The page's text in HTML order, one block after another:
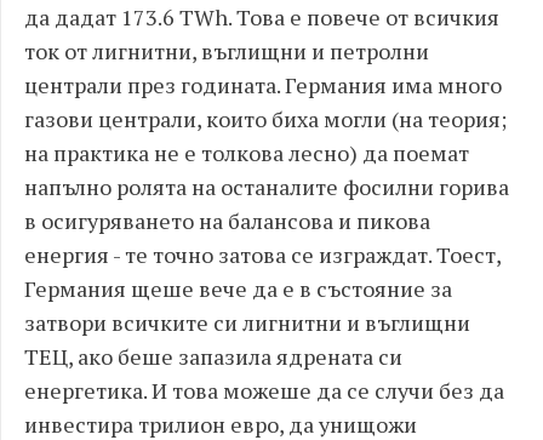
да дадат 173.6 TWh. Това е повече от всичкия
ток от лигнитни, въглищни и петролни
централи през годината. Германия има много
газови централи, които биха могли (на теория;
на практика не е толкова лесно) да поемат
напълно ролята на останалите фосилни горива
в осигуряването на балансова и пикова
енергия - те точно затова се изграждат. Тоест,
Германия щеше вече да е в състояние за
затвори всичките си лигнитни и въглищни
ТЕЦ, ако беше запазила ядрената си
енергетика. И това можеше да се случи без да
инвестира трилион евро, да унищожи